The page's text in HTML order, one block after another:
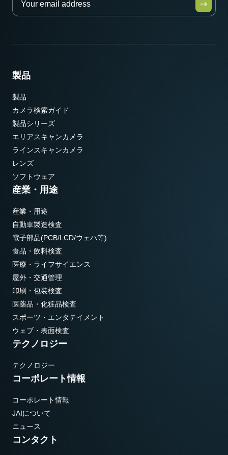
製品
製品
カメラ検索ガイド
製品シリーズ
エリアスキャンカメラ
ラインスキャンカメラ
レンズ
ソフトウェア
産業・用途
産業・用途
自動車製造検査
電子部品(PCB/LCD/ウェハ等)
食品・飲料検査
医療・ライフサイエンス
屋外・交通管理
印刷・包装検査
医薬品・化粧品検査
スポーツ・エンタテイメント
ウェブ・表面検査
テクノロジー
テクノロジー
コーポレート情報
コーポレート情報
JAIについて
ニュース
コンタクト